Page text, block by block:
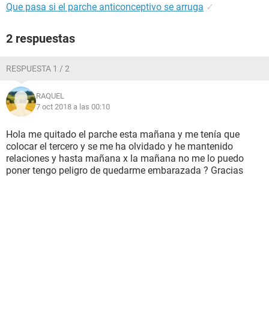
Que pasa si el parche anticonceptivo se arruga ✓
2 respuestas
RESPUESTA 1 / 2
RAQUEL
7 oct 2018 a las 00:10
Hola me quitado el parche esta mañana y me tenía que
colocar el tercero y se me ha olvidado y he mantenido
relaciones y hasta mañana x la mañana no me lo puedo
poner tengo peligro de quedarme embarazada ? Gracias